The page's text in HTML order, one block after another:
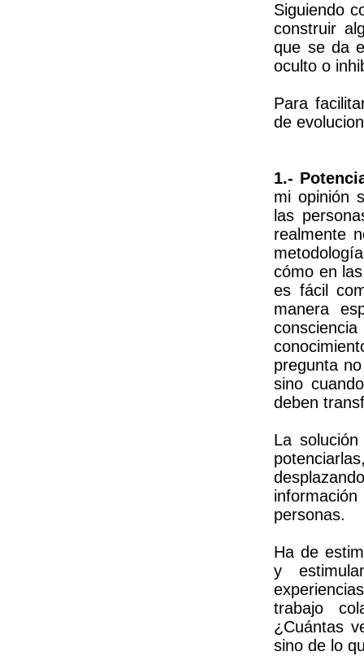
Siguiendo
construir
que se da
oculto o
Para
de
1.-
mi opinión
las
realmente
cómo en
es fácil
manera
pregunta
sino
deben
La
personas.
Ha de
y
trabajo
¿Cuántas
sino de lo